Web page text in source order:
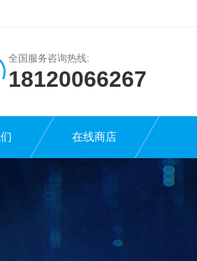
全国服务咨询热线:
18120066267
在线商店